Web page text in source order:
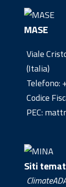
MASE
Viale
(Italia)
Telefono:
Codice
PEC:
Siti